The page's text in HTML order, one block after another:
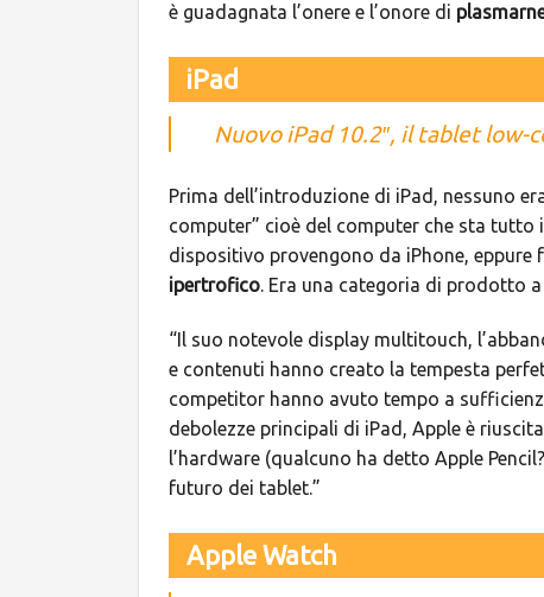
è guadagnata l’onere e l’onore di
iPad
Nuovo iPad 10.2″, il tablet low-
Prima dell’introduzione di iPad, nessuno
computer” cioè del computer che sta
dispositivo provengono da iPhone,
ipertrofico. Era una categoria di prodotto
“Il suo notevole display multitouch,
e contenuti hanno creato la tempesta
competitor hanno avuto tempo a
debolezze principali di iPad, Apple è
l’hardware (qualcuno ha detto Apple
futuro dei tablet.”
Apple Watch